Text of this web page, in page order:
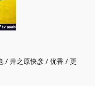
/ 井之原快彦 / 优香 / 更